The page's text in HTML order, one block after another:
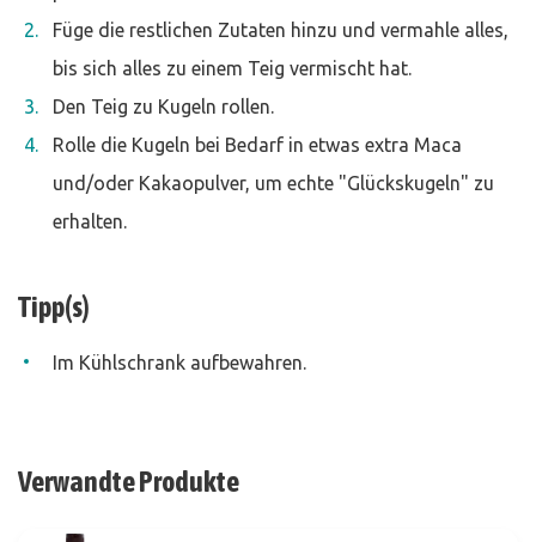
Füge die restlichen Zutaten hinzu und vermahle alles,
bis sich alles zu einem Teig vermischt hat.
Den Teig zu Kugeln rollen.
Rolle die Kugeln bei Bedarf in etwas extra Maca
und/oder Kakaopulver, um echte "Glückskugeln" zu
erhalten.
Tipp(s)
Im Kühlschrank aufbewahren.
Verwandte Produkte